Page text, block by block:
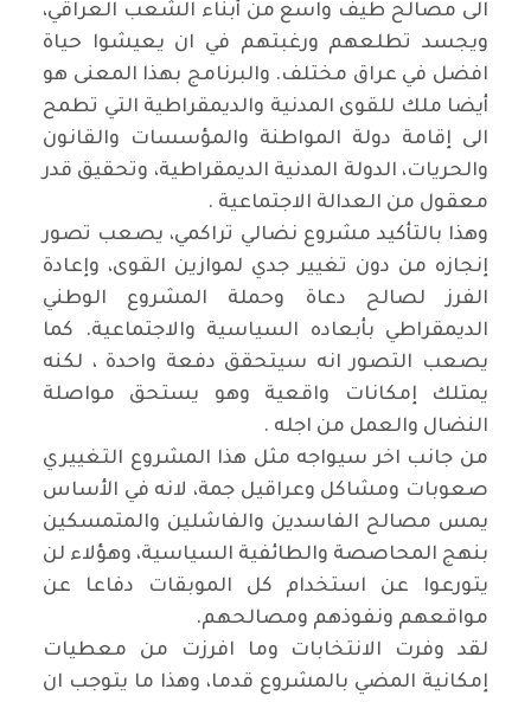
الى مصالح طيف واسع من أبناء الشعب العراقي،
ويجسد تطلعهم ورغبتهم في ان يعيشوا حياة
افضل في عراق مختلف. والبرنامج بهذا المعنى هو
أيضا ملك للقوى المدنية والديمقراطية التي تطمح
الى إقامة دولة المواطنة والمؤسسات والقانون
والحريات، الدولة المدنية الديمقراطية، وتحقيق قدر
معقول من العدالة الاجتماعية .
وهذا بالتأكيد مشروع نضالي تراكمي، يصعب تصور
إنجازه من دون تغيير جدي لموازين القوى، وإعادة
الفرز لصالح دعاة وحملة المشروع الوطني
الديمقراطي بأبعاده السياسية والاجتماعية. كما
يصعب التصور انه سيتحقق دفعة واحدة ، لكنه
يمتلك إمكانات واقعية وهو يستحق مواصلة
النضال والعمل من اجله .
من جانب اخر سيواجه مثل هذا المشروع التغييري
صعوبات ومشاكل وعراقيل جمة، لانه في الأساس
يمس مصالح الفاسدين والفاشلين والمتمسكين
بنهج المحاصصة والطائفية السياسية، وهؤلاء لن
يتورعوا عن استخدام كل الموبقات دفاعا عن
مواقعهم ونفوذهم ومصالحهم.
لقد وفرت الانتخابات وما افرزت من معطيات
إمكانية المضي بالمشروع قدما، وهذا ما يتوجب ان